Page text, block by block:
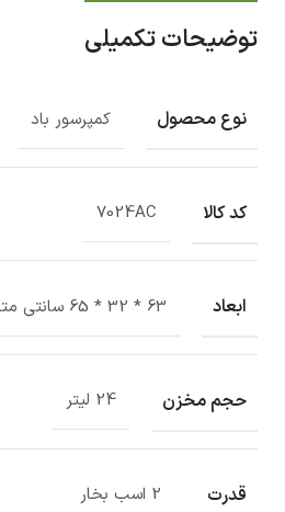
توضیحات تکمیلی
نوع محصول کمپرسور باد
کد کالا 7024AC
ابعاد 63 * 32 * 65 سانتی متر
حجم مخزن 24 لیتر
قدرت 2 اسب بخار